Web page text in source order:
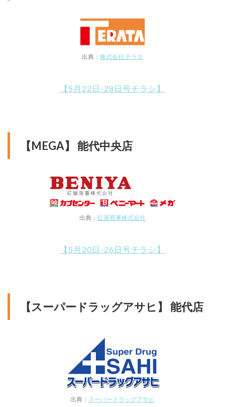
出典： 株式会社 テラタ
【5月22日-28日号チラシ】
【MEGA】 能代中央店
出典： 紅屋商事株式会社
【5月20日-26日号チラシ】
【スーパードラッグアサヒ】 能代店
出典： スーパードラッグアサヒ